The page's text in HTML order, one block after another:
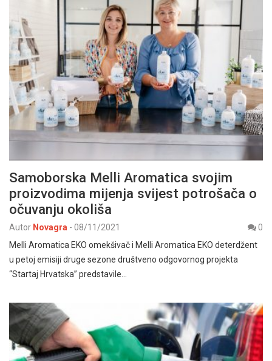
Samoborska Melli Aromatica svojim
proizvodima mijenja svijest potrošača o
očuvanju okoliša
Autor Novagra - 08/11/2021
0
Melli Aromatica EKO omekšivač i Melli Aromatica EKO deterdžent
u petoj emisiji druge sezone društveno odgovornog projekta
“Startaj Hrvatska” predstavile…